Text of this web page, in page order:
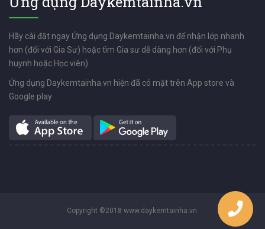
Hãy cài đặt ngay Ứng dụng Daykemtainha.vn để nhận lớp nhanh
hơn (đối với Gia Sư) hoặc tìm Gia sư dễ dàng hơn (đối với Phụ
huynh hoặc Học viên)
Ứng dụng Daykemtainha.vn hiện đã có mặt trên App store và
Google play
Copyright ©2018 www.daykemtainha.vn.